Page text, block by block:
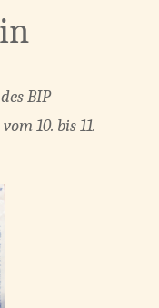
BIP
10. bis 11.